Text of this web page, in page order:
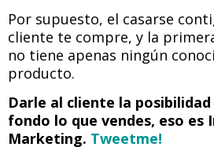
Por supuesto, el casarse
cliente te compre, y la
no tiene apenas ningún
producto.
Darle al cliente la
fondo lo que vendes, eso es
Marketing. Tweetme!